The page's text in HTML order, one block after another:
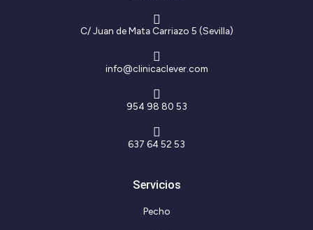
f
C/ Juan de Mata Carriazo 5 (Sevilla)
info@clinicaclever.com
954 98 80 53
637 64 52 53
Servicios
Pecho